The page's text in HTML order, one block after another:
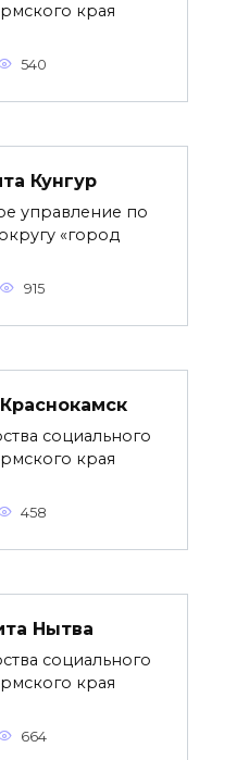
края
540
Кунгур
управление по
«город
915
социального
края
458
Нытва
социального
края
664